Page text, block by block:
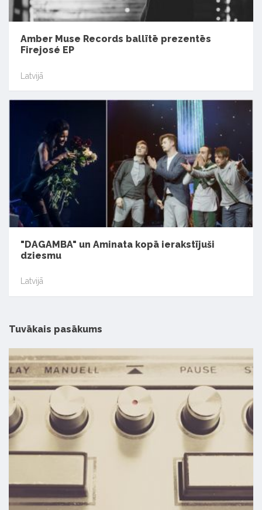
Amber Muse Records ballītē prezentēs
Firejosé EP
Latvijā
"DAGAMBA" un Aminata kopā ierakstījuši
dziesmu
Latvijā
Tuvākais pasākums